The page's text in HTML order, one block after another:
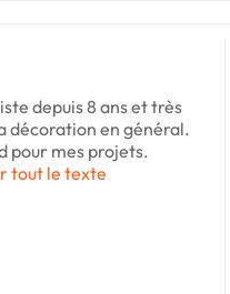
depuis 8 ans et très
décoration en général.
pour mes projets.
tout le texte